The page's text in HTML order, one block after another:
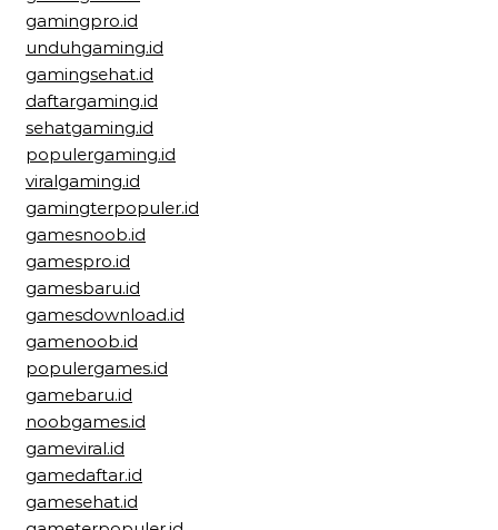
gamingpro.id
unduhgaming.id
gamingsehat.id
daftargaming.id
sehatgaming.id
populergaming.id
viralgaming.id
gamingterpopuler.id
gamesnoob.id
gamespro.id
gamesbaru.id
gamesdownload.id
gamenoob.id
populergames.id
gamebaru.id
noobgames.id
gameviral.id
gamedaftar.id
gamesehat.id